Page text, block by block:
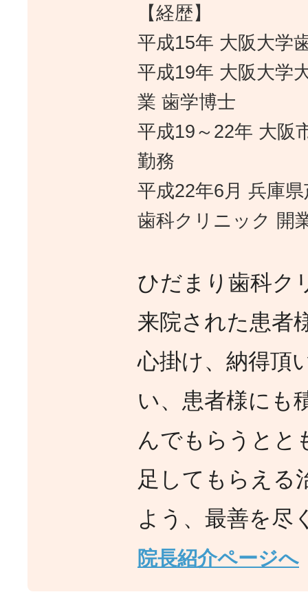
【経歴】
平成15年 大阪大学
平成19年 大阪大学
業 歯学博士
平成19～22年 大阪
勤務
平成22年6月 兵庫
歯科クリニック 開
ひだまり歯科ク
来院された患者
心掛け、納得頂
い、患者様にも
んでもらうとと
足してもらえる
よう、最善を尽
院長紹介ページへ